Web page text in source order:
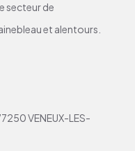
secteur de
et alentours.
VENEUX-LES-